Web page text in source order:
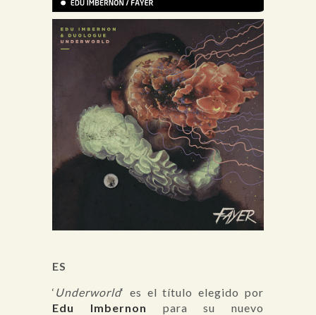
ES
‘ Underworld‘ es el título elegido por
Edu Imbernon para su nuevo